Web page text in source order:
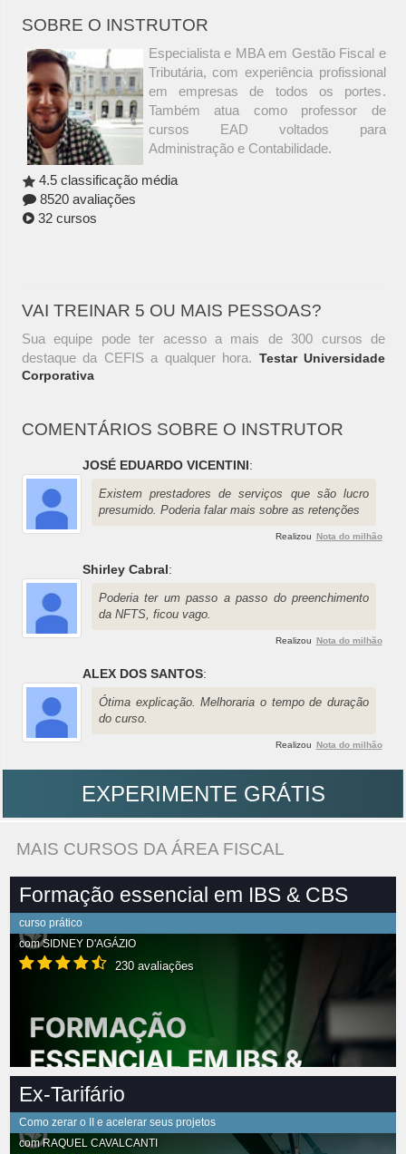
SOBRE O INSTRUTOR
Especialista e MBA em Gestão Fiscal e
Tributária, com experiência profissional
em empresas de todos os portes.
Também atua como professor de
cursos EAD voltados para
Administração e Contabilidade.
4.5 classificação média
8520 avaliações
32 cursos
VAI TREINAR 5 OU MAIS PESSOAS?
Sua equipe pode ter acesso a mais de 300 cursos de
destaque da CEFIS a qualquer hora. Testar Universidade
Corporativa
COMENTÁRIOS SOBRE O INSTRUTOR
JOSÉ EDUARDO VICENTINI:
Existem prestadores de serviços que são lucro
presumido. Poderia falar mais sobre as retenções
Realizou Nota do milhão
Shirley Cabral:
Poderia ter um passo a passo do preenchimento
da NFTS, ficou vago.
Realizou Nota do milhão
ALEX DOS SANTOS:
Ótima explicação. Melhoraria o tempo de duração
do curso.
Realizou Nota do milhão
EXPERIMENTE GRÁTIS
MAIS CURSOS DA ÁREA FISCAL
Formação essencial em IBS & CBS
curso prático
comSIDNEY D'AGÁZIO
230 avaliações
Ex-Tarifário
Como zerar o II e acelerar seus projetos
comRAQUEL CAVALCANTI